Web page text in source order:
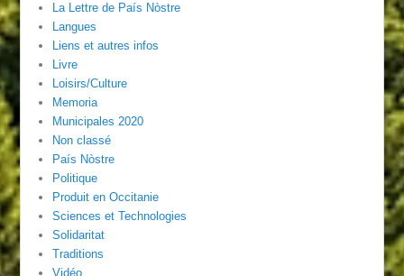
La Lettre de País Nòstre
Langues
Liens et autres infos
Livre
Loisirs/Culture
Memoria
Municipales 2020
Non classé
País Nòstre
Politique
Produit en Occitanie
Sciences et Technologies
Solidaritat
Traditions
Vidéo